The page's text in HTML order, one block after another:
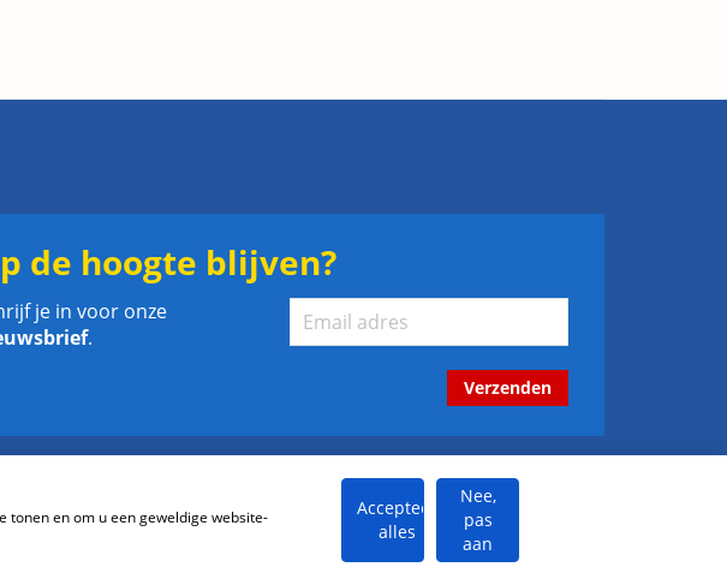
de hoogte blijven?
je in voor onze
.
Verzenden
tonen en om u een geweldige website-
Accepteer
alles
Nee,
pas
aan